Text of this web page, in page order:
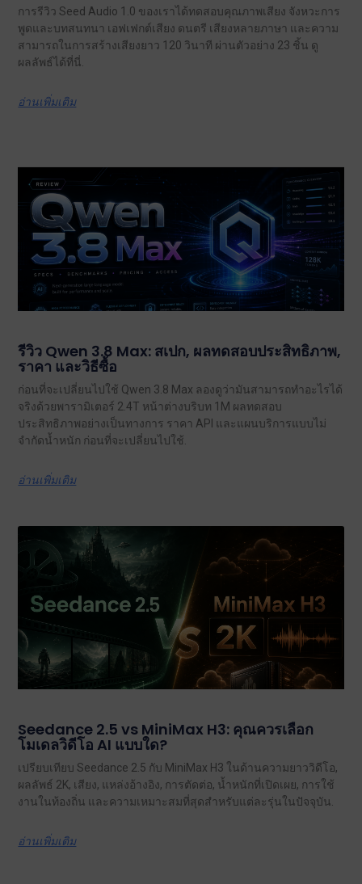
การรีวิว Seed Audio 1.0 ของเราได้ทดสอบคุณภาพเสียง จังหวะการ
พูดและบทสนทนา เอฟเฟกต์เสียง ดนตรี เสียงหลายภาษา และความ
สามารถในการสร้างเสียงยาว 120 วินาที ผ่านตัวอย่าง 23 ชิ้น ดู
ผลลัพธ์ได้ที่นี่.
อ่านเพิ่มเติม
รีวิว Qwen 3.8 Max: สเปก, ผลทดสอบประสิทธิภาพ,
ราคา และวิธีซื้อ
ก่อนที่จะเปลี่ยนไปใช้ Qwen 3.8 Max ลองดูว่ามันสามารถทำอะไรได้
จริงด้วยพารามิเตอร์ 2.4T หน้าต่างบริบท 1M ผลทดสอบ
ประสิทธิภาพอย่างเป็นทางการ ราคา API และแผนบริการแบบไม่
จำกัดน้ำหนัก ก่อนที่จะเปลี่ยนไปใช้.
อ่านเพิ่มเติม
Seedance 2.5 vs MiniMax H3: คุณควรเลือก
โมเดลวิดีโอ AI แบบใด?
เปรียบเทียบ Seedance 2.5 กับ MiniMax H3 ในด้านความยาววิดีโอ,
ผลลัพธ์ 2K, เสียง, แหล่งอ้างอิง, การตัดต่อ, น้ำหนักที่เปิดเผย, การใช้
งานในท้องถิ่น และความเหมาะสมที่สุดสำหรับแต่ละรุ่นในปัจจุบัน.
อ่านเพิ่มเติม